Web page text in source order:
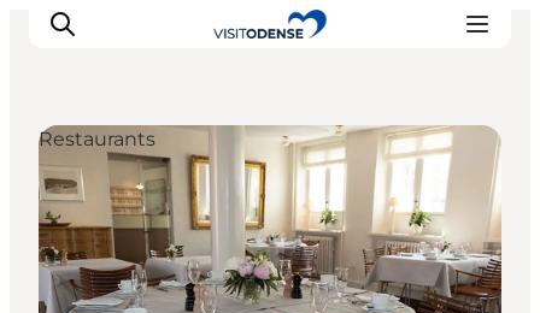
Odense erleben
Veranstaltungen
Reiseplanung
Inspiration
Restaurants